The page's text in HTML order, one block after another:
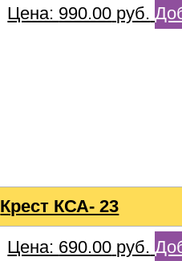
Цена: 990.00 руб.
Крест КСА- 23
Цена: 690.00 руб.